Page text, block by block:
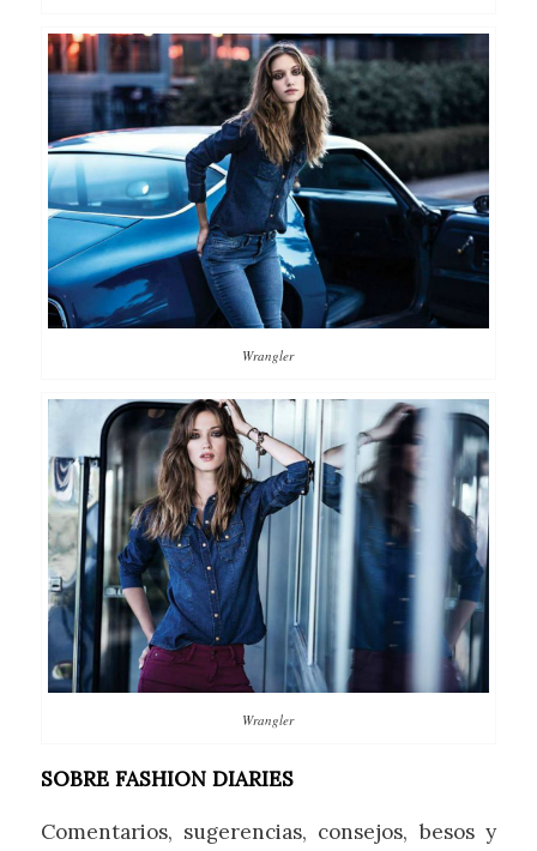
Wrangler
Wrangler
SOBRE FASHION DIARIES
Comentarios, sugerencias, consejos, besos y